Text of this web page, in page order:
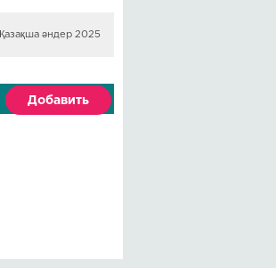
Қазақша әндер 2025
Добавить